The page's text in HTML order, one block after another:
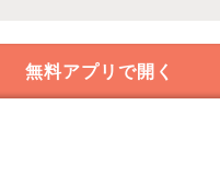
無料アプリで開く